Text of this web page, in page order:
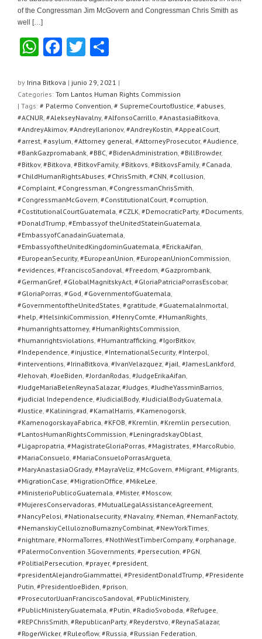
of the Congressman Jim McGovern and Congressman Chris Smith as
well […]
W
at
s
A
p
p
F
c
e
b
o
o
k
T
tt
er
m
p
ar
tir
by Irina Bitkova | junio 29, 2021 |
Categories: Tom Lantos Human Rights Commission
| Tags: # Palermo Convention, # SupremeCourtofJustice, #abuses,
#ACNUR, #AlekseyNavalny, #AlfonsoCarrillo, #AnastasiaBitkova,
#AndreyAkimov, #AndreyIlarionov, #AndreyKostin, #AppealCourt,
#arrest, #asylum, #Attorney general, #AttorneyProsecutor, #Audience,
#BankGazpromabank, #BBC, #BidenAdministration, #BillBrowder,
#Bitkov, #Bitkova, #BitkovFamily, #Bitkovs, #BitkovsFamily, #Canada,
#ChildHumanRightsAbuses, #ChrisSmith, #CNN, #collusion,
#Complaint, #Congressman, #CongressmanChrisSmith,
#CongressmanMcGovern, #ConstitutionalCourt, #corruption,
#CostitutionalCourtGuatemala, #CZLK, #DemocraticParty, #Documents,
#DonaldTrump, #Embassyof theUnitedStateinGuatemala,
#EmbassyofCanadainGuatemala,
#EmbassyoftheUnitedKingdominGuatemala, #ErickaAifan,
#EuropeanSecurity, #EuropeanUnion, #EuropeanUnionCommission,
#evidences, #FranciscoSandoval, #Freedom, #Gazprombank,
#GermanGref, #GlobalMagnitskyAct, #GloriaPatriciaPorrasEscobar,
#GloriaPorras, #God, #GovernmentofGuatemala,
#GovernmentoftheUnitedStates, #gratitude, #GuatemalaInmortal,
#help, #HelsinkiCommission, #HenryComte, #HumanRights,
#humanrightsattorney, #HumanRightsCommission,
#humanrightsviolations, #Humantrafficking, #IgorBitkov,
#Independence, #injustice, #InternationalSecurity, #Interpol,
#interventions, #IrinaBitkova, #IvanVelazquez, #jail, #JamesLankford,
#Jehovah, #JoeBiden, #JordanRodas, #JudgeErikaAifan,
#JudgeMariaBelenReynaSalazar, #Judges, #JudheYassminBarrios,
#judicial Independence, #JudicialBody, #JudicialBodyGuatemala,
#Justice, #Kaliningrad, #KamalHarris, #Kamenogorsk,
#KamenogorskayaFabrica, #KFOB, #Kremlin, #Kremlin persecution,
#LantosHumanRightsCommission, #LeningradskayOblast,
#Ligapropatria, #MagistrateGloriaPorras, #Magistrates, #MarcoRubio,
#MariaConsuelo, #MariaConsueloPorrasArgueta,
#MaryAnastasiaOGrady, #MayraVeliz, #McGovern, #Migrant, #Migrants,
#MigrationCase, #MigrationOffice, #MikeLee,
#MinisterioPublicoGuatemala, #Mister, #Moscow,
#MujeresConservadoras, #MutualLegalAssistanceAgreement,
#NancyPelosi, #Nationalsecurity, #Navalny, #Neman, #NemanFactoty,
#NemanskiyCelluloznoBumaznyCombinat, #NewYorkTimes,
#nightmare, #NormaTorres, #NothWestTimberCompany, #orphanage,
#PalermoConvention 3Governments, #persecution, #PGN,
#PolitialPersecution, #prayer, #president,
#presidentAlejandroGiammattei, #PresidentDonaldTrump, #Presidente
Putin, #PresidentJoeBiden, #prison,
#ProsecutorlJuanFranciscoSandoval, #PublicMinistery,
#PublicMinisteryGuatemala, #Putin, #RadioSvoboda, #Refugee,
#REPChrisSmith, #RepublicanParty, #Reyderstvo, #ReynaSalazar,
#RogerWicker, #Ruleoflow, #Russia, #Russian Federation,